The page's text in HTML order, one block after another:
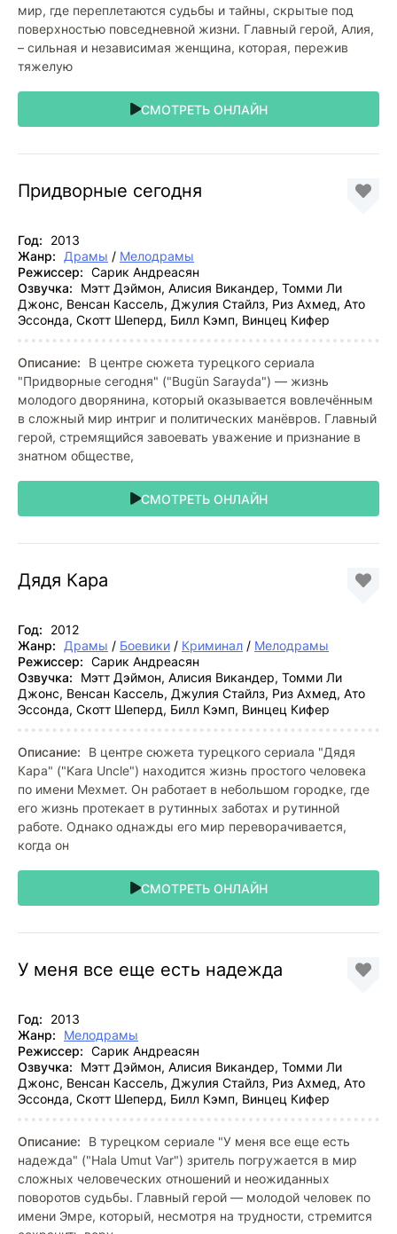
мир, где переплетаются судьбы и тайны, скрытые под
поверхностью повседневной жизни. Главный герой, Алия,
– сильная и независимая женщина, которая, пережив
тяжелую
СМОТРЕТЬ ОНЛАЙН
Придворные сегодня
Год:
2013
Жанр:
Драмы / Мелодрамы
Режиссер: Сарик Андреасян
Озвучка:
Мэтт Дэймон, Алисия Викандер, Томми Ли
Джонс, Венсан Кассель, Джулия Стайлз, Риз Ахмед, Ато
Эссонда, Скотт Шеперд, Билл Кэмп, Винцец Кифер
Описание:
В центре сюжета турецкого сериала
"Придворные сегодня" ("Bugün Sarayda") — жизнь
молодого дворянина, который оказывается вовлечённым
в сложный мир интриг и политических манёвров. Главный
герой, стремящийся завоевать уважение и признание в
знатном обществе,
СМОТРЕТЬ ОНЛАЙН
Дядя Кара
Год:
2012
Жанр:
Драмы / Боевики / Криминал / Мелодрамы
Режиссер: Сарик Андреасян
Озвучка:
Мэтт Дэймон, Алисия Викандер, Томми Ли
Джонс, Венсан Кассель, Джулия Стайлз, Риз Ахмед, Ато
Эссонда, Скотт Шеперд, Билл Кэмп, Винцец Кифер
Описание:
В центре сюжета турецкого сериала "Дядя
Кара" ("Kara Uncle") находится жизнь простого человека
по имени Мехмет. Он работает в небольшом городке, где
его жизнь протекает в рутинных заботах и рутинной
работе. Однако однажды его мир переворачивается,
когда он
СМОТРЕТЬ ОНЛАЙН
У меня все еще есть надежда
Год:
2013
Жанр:
Мелодрамы
Режиссер: Сарик Андреасян
Озвучка:
Мэтт Дэймон, Алисия Викандер, Томми Ли
Джонс, Венсан Кассель, Джулия Стайлз, Риз Ахмед, Ато
Эссонда, Скотт Шеперд, Билл Кэмп, Винцец Кифер
Описание:
В турецком сериале "У меня все еще есть
надежда" ("Hala Umut Var") зритель погружается в мир
сложных человеческих отношений и неожиданных
поворотов судьбы. Главный герой — молодой человек по
имени Эмре, который, несмотря на трудности, стремится